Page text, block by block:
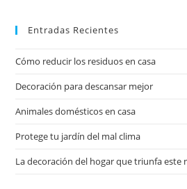
Entradas Recientes
Cómo reducir los residuos en casa
Decoración para descansar mejor
Animales domésticos en casa
Protege tu jardín del mal clima
La decoración del hogar que triunfa este